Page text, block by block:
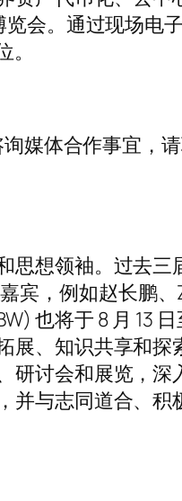
会。通过现场电
媒体合作事宜，
思想领袖。过去三
宾，例如赵长鹏、
也将于 8 月 13 日
展、知识共享和探
讨会和展览，深
并与志同道合、积